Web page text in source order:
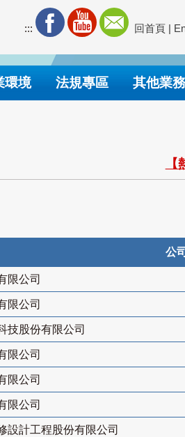
::: 回首頁 |
環境 法規專區 其他業務
公
限公司
限公司
技股份有限公司
限公司
限公司
限公司
設計工程股份有限公司